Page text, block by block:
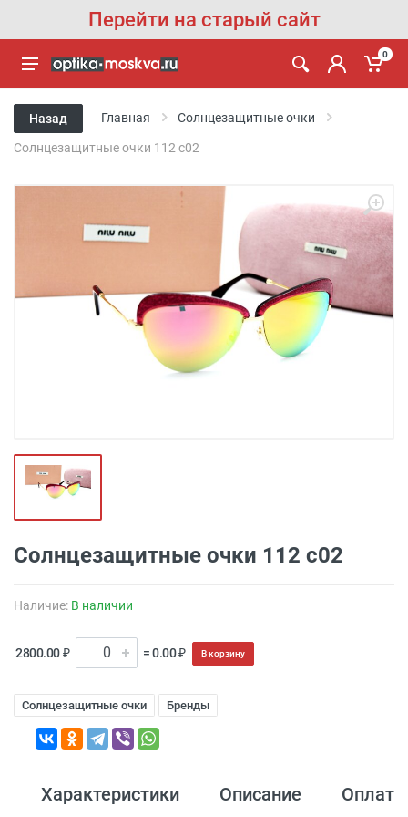
Перейти на старый сайт
0
Назад Главная Солнцезащитные очки
Солнцезащитные очки 112 с02
Солнцезащитные очки 112 с02
Наличие: В наличии
2800.00 ₽ = 0.00 ₽ В корзину
Солнцезащитные очки Бренды
Характеристики Описание Оплата